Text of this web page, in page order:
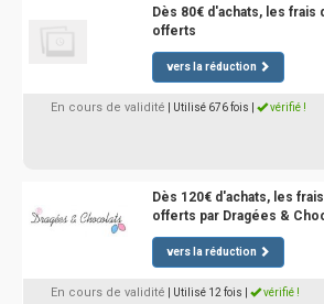
Dès 80€ d'achats, les frais
offerts
vers la réduction
En cours de validité | Utilisé 676 fois vérifié !
Dès 120€ d'achats, les
offerts par Dragées &
vers la réduction
En cours de validité | Utilisé 12 fois vérifié !